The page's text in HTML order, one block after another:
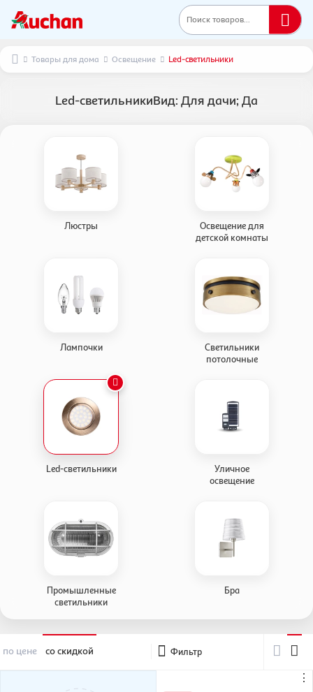
Поиск товаров...
Товары для дома Освещение Led-светильники
Led-светильникиВид: Для дачи; Да
Люстры
Освещение для
детской комнаты
Лампочки
Светильники
потолочные
Led-светильники
Уличное
освещение
Промышленные
светильники
Бра
по цене со скидкой Фильтр
⋮